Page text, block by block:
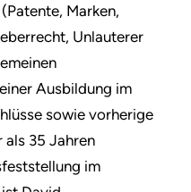
Marken,
Unlauterer
Ausbildung im
sowie vorherige
35 Jahren
im